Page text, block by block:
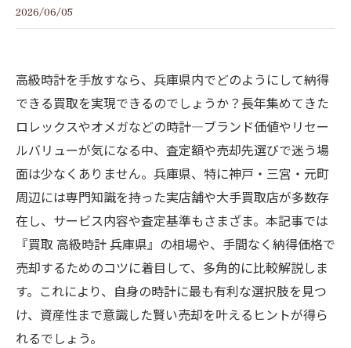
2026/06/05
高級時計を手放すなら、兵庫県内でどのようにして納得
できる買取を実現できるのでしょうか？長年集めてきた
ロレックスやオメガなどの時計—ブランド価値やリセー
ルバリューが気になる中、査定額や売却先選びで迷う場
面は少なくありません。兵庫県、特に神戸・三宮・元町
周辺には専門知識を持った実店舗や大手買取店が多数存
在し、サービス内容や査定基準もさまざま。本記事では
『買取 高級時計 兵庫県』の相場や、手間なく納得価格で
売却するためのコツに着目して、多角的に比較解説しま
す。これにより、自身の時計に最も有利な選択肢を見つ
け、資産性まで意識した賢い売却を叶えるヒントが得ら
れるでしょう。